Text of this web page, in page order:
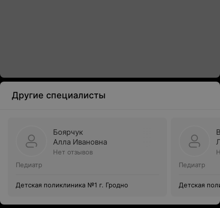
Другие специалисты
Боярчук
Алла Ивановна
Нет отзывов
Педиатр
Детская поликлиника №1 г. Гродно
Педиатр
Детская